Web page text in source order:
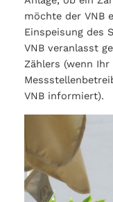
möchte der VNB
Einspeisung des
VNB veranlasst
Zählers (wenn Ihr
VNB informiert).